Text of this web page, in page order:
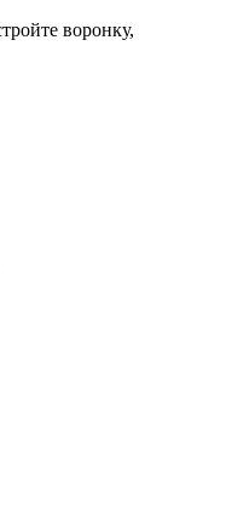
воронку,